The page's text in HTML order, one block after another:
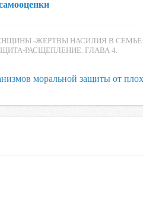
-ЖЕРТВЫ НАСИЛИЯ В
РАСЩЕПЛЕНИЕ. ГЛАВА 4.
моральной защиты от